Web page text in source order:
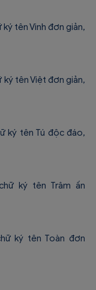
tên Vinh đơn giản,
ký tên Việt đơn giản,
ký tên Tú độc đáo,
ký tên Trâm ấn
ký tên Toàn đơn